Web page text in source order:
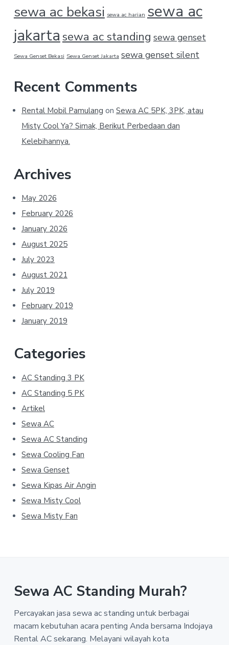
sewa ac bekasi sewa ac harian sewa ac
jakartasewa ac standing sewa genset
Sewa Genset Bekasi Sewa Genset Jakarta sewa genset silent
Recent Comments
Rental Mobil Pamulang on Sewa AC 5PK, 3PK, atau
Misty Cool Ya? Simak, Berikut Perbedaan dan
Kelebihannya.
Archives
May 2026
February 2026
January 2026
August 2025
July 2023
August 2021
July 2019
February 2019
January 2019
Categories
AC Standing 3 PK
AC Standing 5 PK
Artikel
Sewa AC
Sewa AC Standing
Sewa Cooling Fan
Sewa Genset
Sewa Kipas Air Angin
Sewa Misty Cool
Sewa Misty Fan
Sewa AC Standing Murah?
Percayakan jasa sewa ac standing untuk berbagai
macam kebutuhan acara penting Anda bersama Indojaya
Rental AC sekarang. Melayani wilayah kota